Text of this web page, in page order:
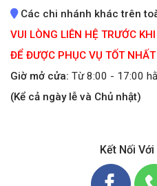
Các chi nhánh khác trên
VUI LÒNG LIÊN HỆ TRƯỚC
ĐỂ ĐƯỢC PHỤC VỤ TỐT NHẤT
Giờ mở cửa: Từ 8:00 - 17:00
(Kể cả ngày lễ và Chủ nhật)
Kết Nối